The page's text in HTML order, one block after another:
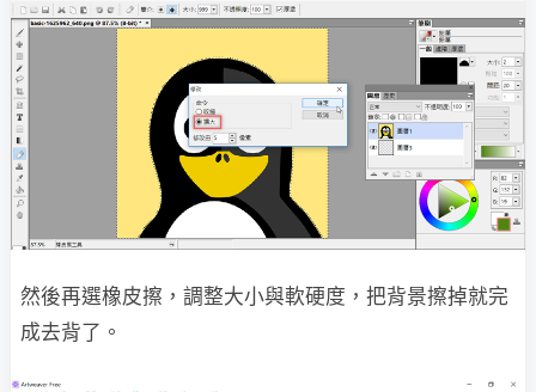
然後再選橡皮擦，調整大小與軟硬度，把背景擦掉就完
成去背了。